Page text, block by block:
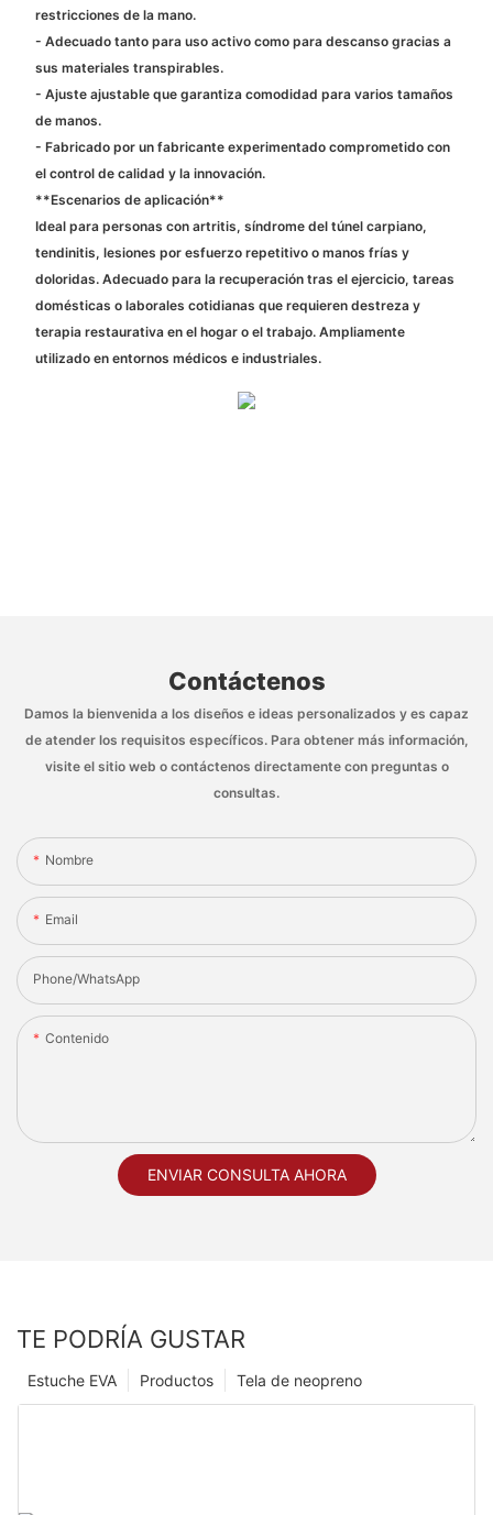
restricciones de la mano.
- Adecuado tanto para uso activo como para descanso gracias a
sus materiales transpirables.
- Ajuste ajustable que garantiza comodidad para varios tamaños
de manos.
- Fabricado por un fabricante experimentado comprometido con
el control de calidad y la innovación.
**Escenarios de aplicación**
Ideal para personas con artritis, síndrome del túnel carpiano,
tendinitis, lesiones por esfuerzo repetitivo o manos frías y
doloridas. Adecuado para la recuperación tras el ejercicio, tareas
domésticas o laborales cotidianas que requieren destreza y
terapia restaurativa en el hogar o el trabajo. Ampliamente
utilizado en entornos médicos e industriales.
Contáctenos
Damos la bienvenida a los diseños e ideas personalizados y es capaz
de atender los requisitos específicos. Para obtener más información,
visite el sitio web o contáctenos directamente con preguntas o
consultas.
Nombre
Email
Phone/whatsApp
Contenido
ENVIAR CONSULTA AHORA
TE PODRÍA GUSTAR
Tela de neopreno
Productos
Estuche EVA